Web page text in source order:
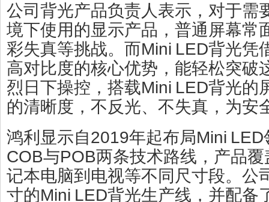
公司背光产品负责人表示，对于需
境下使用的显示产品，普通屏幕常
彩失真等挑战。而Mini LED背光凭
高对比度的核心优势，能轻松突破
烈日下操控，搭载Mini LED背光的
的清晰度，不反光、不失真，为安
鸿利显示自2019年起布局Mini
COB与POB两条技术路线，产品
记本电脑到电视等不同尺寸段。公
寸的Mini LED背光生产线，并配备